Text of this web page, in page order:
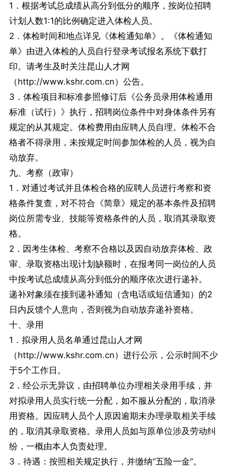
1．根据考试总成绩从高分到低分的顺序，按岗位招聘
计划人数1:1的比例确定进入体检人员。
2．体检时间和地点详见《体检通知单》。《体检通知
单》由进入体检的人员自行登录考试报名系统下载打
印。请考生及时关注昆山人才网
（http://www.kshr.com.cn）公告。
3．体检项目和标准参照修订后《公务员录用体检通用
标准（试行）》执行，招聘岗位条件中对身体条件另有
规定的从其规定。体检费用由应聘人员自理。体检不合
格者不得录用，未按规定时间参加体检的人员，视为自
动放弃。
九、考察（政审）
1．对通过考试并且体检合格的应聘人员进行考察和资
格条件复查，对不符合《简章》规定的基本条件及招聘
岗位所需专业、技能等资格条件的人员，取消其录取资
格。
2．因考生体检、考察不合格以及因自动放弃体检、政
审、录取资格出现计划缺额时，在报考同一岗位的人员
中按考试总成绩从高分到低分的顺序依次进行递补。
递补对象须在接到递补通知（含电话或短信通知）的2
日内反馈个人意向，否则视为自动放弃递补资格。
十、录用
1．拟录用人员名单通过昆山人才网
（http://www.kshr.com.cn）进行公示，公示时间不少
于5个工作日。
2．经公示无异议，由招聘单位办理相关录用手续，并
对拟录用人员实行统一分配，如不服从分配的，取消录
用资格。因应聘人员个人原因逾期未办理录取相关手续
的，取消其录取资格。录用人员如与原单位涉及劳动纠
纷，一概由本人负责处理。
3．待遇：按照相关规定执行，并缴纳“五险一金”。